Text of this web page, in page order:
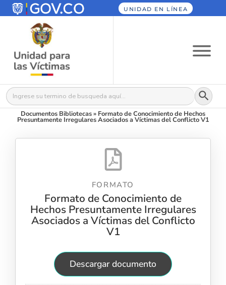
UNIDAD EN LÍNEA
Buscar: Botón
Documentos Bibliotecas» Formato de Conocimiento de Hechos
Presuntamente Irregulares Asociados a Víctimas del Conflicto V1
FORMATO
Formato de Conocimiento de
Hechos Presuntamente Irregulares
Asociados a Víctimas del Conflicto
V1
Descargar documento